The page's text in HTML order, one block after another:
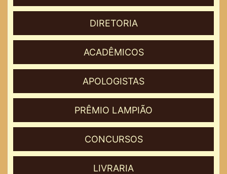
DIRETORIA
ACADÊMICOS
APOLOGISTAS
PRÊMIO LAMPIÃO
CONCURSOS
LIVRARIA